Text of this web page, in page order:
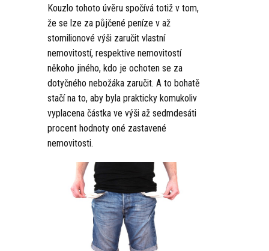
Kouzlo tohoto úvěru spočívá totiž v tom,
že se lze za půjčené peníze v až
stomilionové výši zaručit vlastní
nemovitostí, respektive nemovitostí
někoho jiného, kdo je ochoten se za
dotyčného nebožáka zaručit. A to bohatě
stačí na to, aby byla prakticky komukoliv
vyplacena částka ve výši až sedmdesáti
procent hodnoty oné zastavené
nemovitosti.